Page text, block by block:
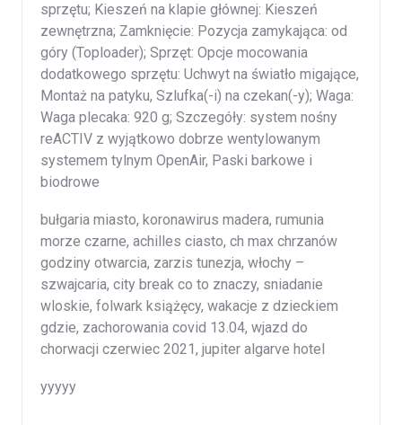
sprzętu; Kieszeń na klapie głównej: Kieszeń
zewnętrzna; Zamknięcie: Pozycja zamykająca: od
góry (Toploader); Sprzęt: Opcje mocowania
dodatkowego sprzętu: Uchwyt na światło migające,
Montaż na patyku, Szlufka(-i) na czekan(-y); Waga:
Waga plecaka: 920 g; Szczegóły: system nośny
reACTIV z wyjątkowo dobrze wentylowanym
systemem tylnym OpenAir, Paski barkowe i
biodrowe
bułgaria miasto, koronawirus madera, rumunia
morze czarne, achilles ciasto, ch max chrzanów
godziny otwarcia, zarzis tunezja, włochy –
szwajcaria, city break co to znaczy, sniadanie
wloskie, folwark książęcy, wakacje z dzieckiem
gdzie, zachorowania covid 13.04, wjazd do
chorwacji czerwiec 2021, jupiter algarve hotel
yyyyy